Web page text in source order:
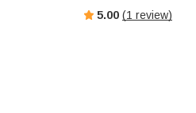
5.00 (1 review)